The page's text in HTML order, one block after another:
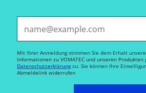
Mit Ihrer Anmeldung stimmen Sie dem Erhalt
Informationen zu VOMATEC und unseren Produkten
Datenschutzerklärungzu. Sie können Ihre
Abmeldelink widerrufen